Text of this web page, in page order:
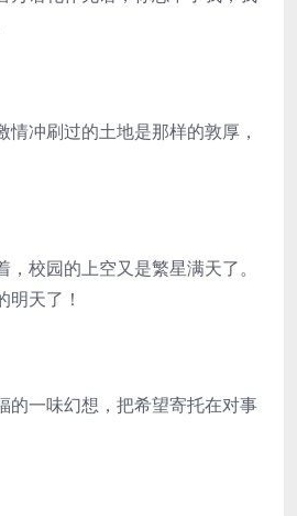
冲刷过的土地是那样的敦厚，
校园的上空又是繁星满天了。
明天了！
的一味幻想，把希望寄托在对事